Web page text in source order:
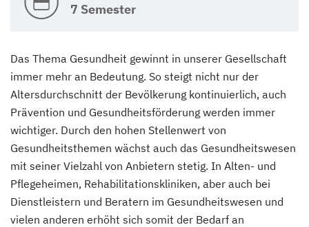
7 Semester
Das Thema Gesundheit gewinnt in unserer Gesellschaft
immer mehr an Bedeutung. So steigt nicht nur der
Altersdurchschnitt der Bevölkerung kontinuierlich, auch
Prävention und Gesundheitsförderung werden immer
wichtiger. Durch den hohen Stellenwert von
Gesundheitsthemen wächst auch das Gesundheitswesen
mit seiner Vielzahl von Anbietern stetig. In Alten- und
Pflegeheimen, Rehabilitationskliniken, aber auch bei
Dienstleistern und Beratern im Gesundheitswesen und
vielen anderen erhöht sich somit der Bedarf an